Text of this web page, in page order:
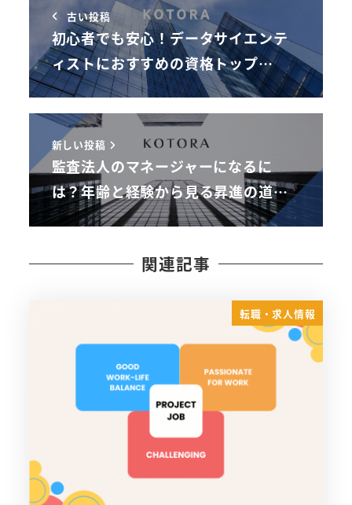
古い投稿
初心者でも安心！データサイエンテ
ィストにおすすめの資格トップ…
新しい投稿
監査法人のマネージャーになるに
は？年齢と経験から見る昇進の道…
関連記事
転職・求人情報